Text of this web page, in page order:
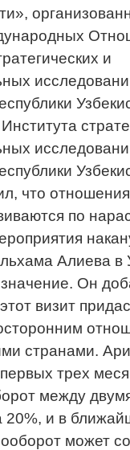
и
что
по
Алиева в
Он
визит
странами.
трех
между
20%, и в
может